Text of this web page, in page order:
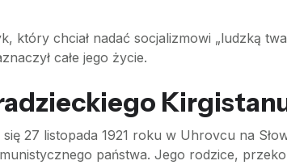
który chciał nadać socjalizmowi „ludzką
całe jego życie.
27 listopada 1921 roku w Uhrovcu na
państwa. Jego rodzice,